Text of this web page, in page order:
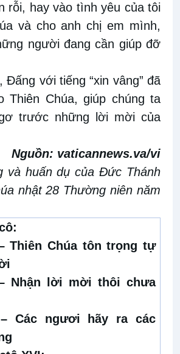
rỗi, hay vào tình yêu của tôi
và cho anh chị em mình,
người đang cần giúp đỡ
Đấng với tiếng “xin vâng” đã
Thiên Chúa, giúp chúng ta
trước những lời mời của
Nguồn: vaticannews.va/vi
và huấn dụ của Đức Thánh
nhật 28 Thường niên năm
–Thiên Chúa tôn trọng tự
Nhận lời mời thôi chưa
Các ngươi hãy ra các